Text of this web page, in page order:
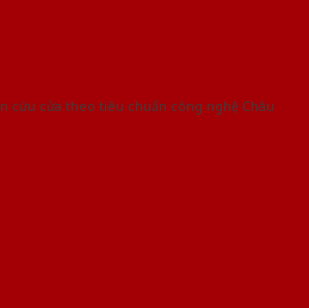
cứu cửa theo tiêu chuẩn công nghệ Châu
cung cấp hàng đầu tại Việt Nam!